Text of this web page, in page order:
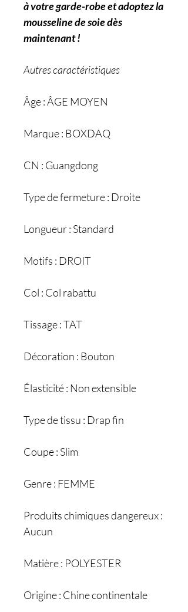
à votre garde-robe et adoptez la
mousseline de soie dès
maintenant !
Autres caractéristiques
Âge : ÂGE MOYEN
Marque : BOXDAQ
CN : Guangdong
Type de fermeture : Droite
Longueur : Standard
Motifs : DROIT
Col : Col rabattu
Tissage : TAT
Décoration : Bouton
Élasticité : Non extensible
Type de tissu : Drap fin
Coupe : Slim
Genre : FEMME
Produits chimiques dangereux :
Aucun
Matière : POLYESTER
Origine : Chine continentale